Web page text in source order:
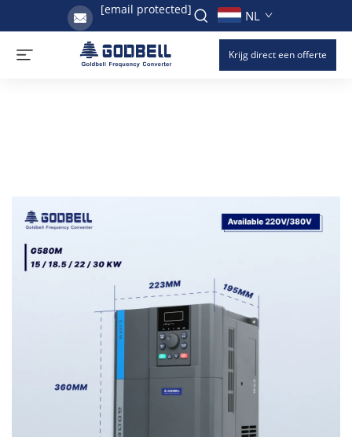
[email protected] NL
Krijg direct een offerte